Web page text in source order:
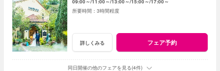
3時間程度
詳しくみる フェア予約
同日開催の他のフェアを見る(4件)